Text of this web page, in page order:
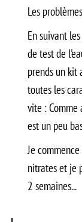
Les
En suivant
de test de
prends un kit
toutes les
vite :
est un peu
Je
nitrates et je
2 semaines...